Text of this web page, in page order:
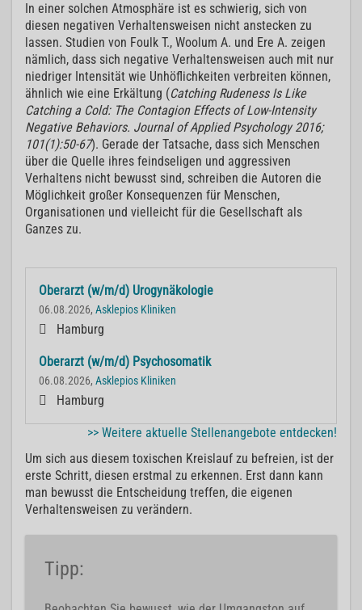
In einer solchen Atmosphäre ist es schwierig, sich von
diesen negativen Verhaltensweisen nicht anstecken zu
lassen. Studien von Foulk T., Woolum A. und Ere A. zeigen
nämlich, dass sich negative Verhaltensweisen auch mit nur
niedriger Intensität wie Unhöflichkeiten verbreiten können,
ähnlich wie eine Erkältung (Catching Rudeness Is Like
Catching a Cold: The Contagion Effects of Low-Intensity
Negative Behaviors. Journal of Applied Psychology 2016;
101(1):50-67). Gerade der Tatsache, dass sich Menschen
über die Quelle ihres feindseligen und aggressiven
Verhaltens nicht bewusst sind, schreiben die Autoren die
Möglichkeit großer Konsequenzen für Menschen,
Organisationen und vielleicht für die Gesellschaft als
Ganzes zu.
Oberarzt (w/m/d) Urogynäkologie
06.08.2026, Asklepios Kliniken
Hamburg
Oberarzt (w/m/d) Psychosomatik
06.08.2026, Asklepios Kliniken
Hamburg
>> Weitere aktuelle Stellenangebote entdecken!
Um sich aus diesem toxischen Kreislauf zu befreien, ist der
erste Schritt, diesen erstmal zu erkennen. Erst dann kann
man bewusst die Entscheidung treffen, die eigenen
Verhaltensweisen zu verändern.
Tipp: